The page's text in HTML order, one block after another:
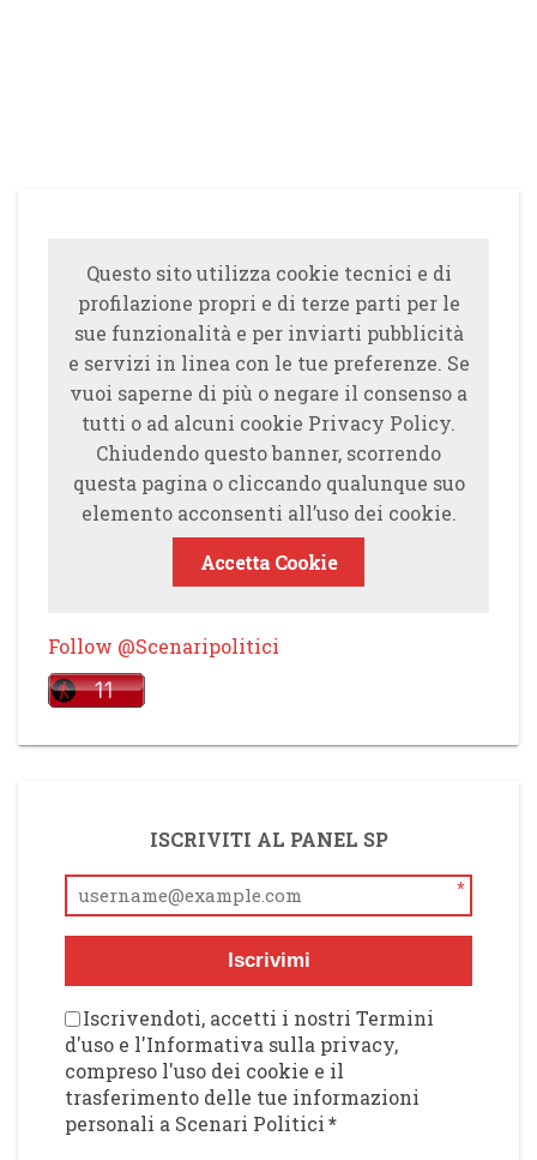
Questo sito utilizza cookie tecnici e di
profilazione propri e di terze parti per le
sue funzionalità e per inviarti pubblicità
e servizi in linea con le tue preferenze. Se
vuoi saperne di più o negare il consenso a
tutti o ad alcuni cookie Privacy Policy.
Chiudendo questo banner, scorrendo
questa pagina o cliccando qualunque suo
elemento acconsenti all’uso dei cookie.
Accetta Cookie
Follow @Scenaripolitici
ISCRIVITI AL PANEL SP
*
Iscrivimi
Iscrivendoti, accetti i nostri Termini
d'uso e l'Informativa sulla privacy,
compreso l'uso dei cookie e il
trasferimento delle tue informazioni
personali a Scenari Politici*